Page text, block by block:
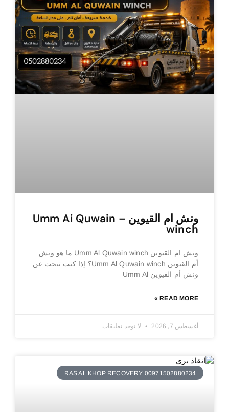
ونش ام القيوين – Umm Ai Quwain
winch
ونش ام القيوين Umm Al Quwain winch ما هو ونش
أم القيوين Umm Al Quwain winch؟ إذا كنت تبحث عن
ونش أم القيوين Umm Al
READ MORE »
أغسطس 7, 2026 لا توجد تعليقات
RAS AL KHOP RECOVERY 00971502880234